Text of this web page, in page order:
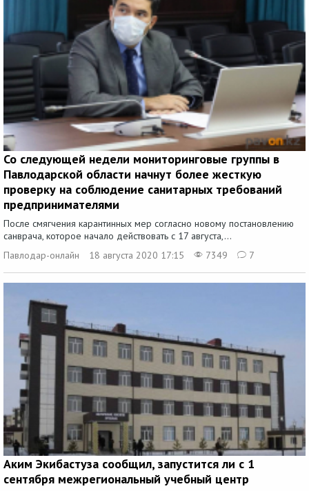
Со следующей недели мониторинговые группы в
Павлодарской области начнут более жесткую
проверку на соблюдение санитарных требований
предпринимателями
После смягчения карантинных мер согласно новому постановлению
санврача, которое начало действовать с 17 августа,...
Павлодар-онлайн
18 августа 2020 17:15 7349 7
Аким Экибастуза сообщил, запустится ли с 1
сентября межрегиональный учебный центр